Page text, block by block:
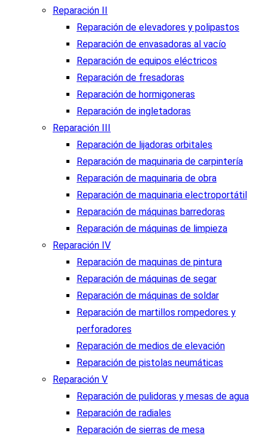
Reparación II
Reparación de elevadores y polipastos
Reparación de envasadoras al vacío
Reparación de equipos eléctricos
Reparación de fresadoras
Reparación de hormigoneras
Reparación de ingletadoras
Reparación III
Reparación de lijadoras orbitales
Reparación de maquinaria de carpintería
Reparación de maquinaria de obra
Reparación de maquinaria electroportátil
Reparación de máquinas barredoras
Reparación de máquinas de limpieza
Reparación IV
Reparación de maquinas de pintura
Reparación de máquinas de segar
Reparación de máquinas de soldar
Reparación de martillos rompedores y
perforadores
Reparación de medios de elevación
Reparación de pistolas neumáticas
Reparación V
Reparación de pulidoras y mesas de agua
Reparación de radiales
Reparación de sierras de mesa